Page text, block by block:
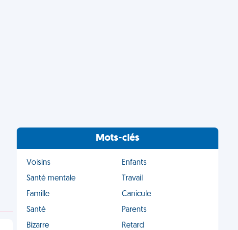
Mots-clés
Voisins
Enfants
Santé mentale
Travail
Famille
Canicule
Santé
Parents
Bizarre
Retard